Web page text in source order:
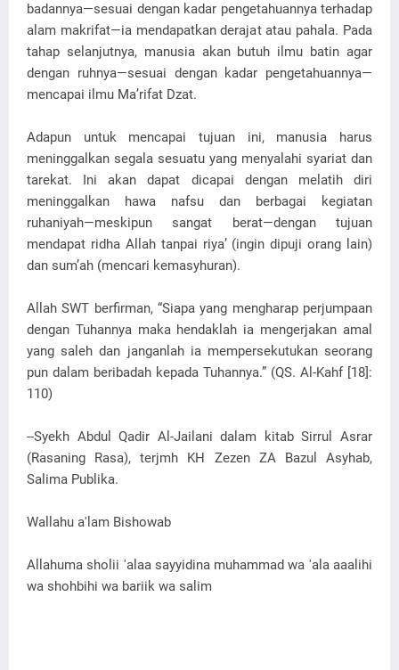
badannya—sesuai dengan kadar pengetahuannya terhadap
alam makrifat—ia mendapatkan derajat atau pahala. Pada
tahap selanjutnya, manusia akan butuh ilmu batin agar
dengan ruhnya—sesuai dengan kadar pengetahuannya—
mencapai ilmu Ma’rifat Dzat.
Adapun untuk mencapai tujuan ini, manusia harus
meninggalkan segala sesuatu yang menyalahi syariat dan
tarekat. Ini akan dapat dicapai dengan melatih diri
meninggalkan hawa nafsu dan berbagai kegiatan
ruhaniyah—meskipun sangat berat—dengan tujuan
mendapat ridha Allah tanpai riya’ (ingin dipuji orang lain)
dan sum’ah (mencari kemasyhuran).
Allah SWT berfirman, “Siapa yang mengharap perjumpaan
dengan Tuhannya maka hendaklah ia mengerjakan amal
yang saleh dan janganlah ia mempersekutukan seorang
pun dalam beribadah kepada Tuhannya.” (QS. Al-Kahf [18]:
110)
--Syekh Abdul Qadir Al-Jailani dalam kitab Sirrul Asrar
(Rasaning Rasa), terjmh KH Zezen ZA Bazul Asyhab,
Salima Publika.
Wallahu a'lam Bishowab
Allahuma sholii 'alaa sayyidina muhammad wa 'ala aaalihi
wa shohbihi wa bariik wa salim